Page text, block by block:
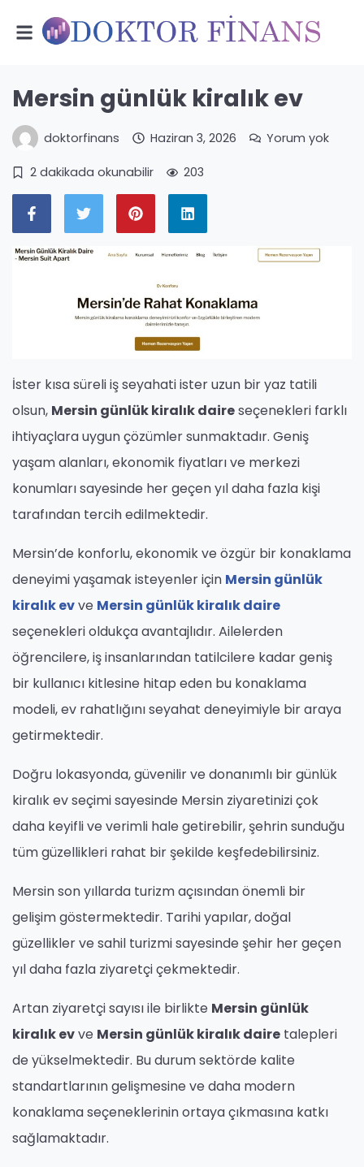
Mersin günlük kiralık ev
doktorfinans Haziran 3, 2026 Yorum yok
2 dakikada okunabilir 203
İster kısa süreli iş seyahati ister uzun bir yaz tatili
olsun, Mersin günlük kiralık daireseçenekleri farklı
ihtiyaçlara uygun çözümler sunmaktadır. Geniş
yaşam alanları, ekonomik fiyatları ve merkezi
konumları sayesinde her geçen yıl daha fazla kişi
tarafından tercih edilmektedir.
Mersin’de konforlu, ekonomik ve özgür bir konaklama
deneyimi yaşamak isteyenler için Mersin günlük
kiralık evve Mersin günlük kiralık daire
seçenekleri oldukça avantajlıdır. Ailelerden
öğrencilere, iş insanlarından tatilcilere kadar geniş
bir kullanıcı kitlesine hitap eden bu konaklama
modeli, ev rahatlığını seyahat deneyimiyle bir araya
getirmektedir.
Doğru lokasyonda, güvenilir ve donanımlı bir günlük
kiralık ev seçimi sayesinde Mersin ziyaretinizi çok
daha keyifli ve verimli hale getirebilir, şehrin sunduğu
tüm güzellikleri rahat bir şekilde keşfedebilirsiniz.
Mersin son yıllarda turizm açısından önemli bir
gelişim göstermektedir. Tarihi yapılar, doğal
güzellikler ve sahil turizmi sayesinde şehir her geçen
yıl daha fazla ziyaretçi çekmektedir.
Artan ziyaretçi sayısı ile birlikte Mersin günlük
kiralık evve Mersin günlük kiralık daire talepleri
de yükselmektedir. Bu durum sektörde kalite
standartlarının gelişmesine ve daha modern
konaklama seçeneklerinin ortaya çıkmasına katkı
sağlamaktadır.